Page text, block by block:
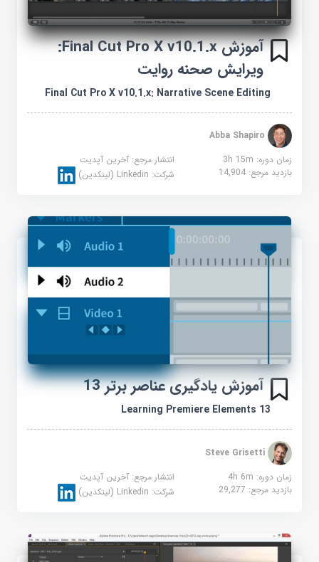
آموزش Final Cut Pro X v10.1.x:
ویرایش صحنه روایت
Final Cut Pro X v10.1.x: Narrative Scene Editing
Abba Shapiro
زمان دوره: 3h 15m
انتشار مرجع:آخرین آپدیت
بازدید مرجع:14,904 شرکت:Linkedin (لینکدین)
آموزش یادگیری عناصر برتر 13
Learning Premiere Elements 13
Steve Grisetti
زمان دوره: 4h 6m
انتشار مرجع:آخرین آپدیت
بازدید مرجع:29,277 شرکت:Linkedin (لینکدین)